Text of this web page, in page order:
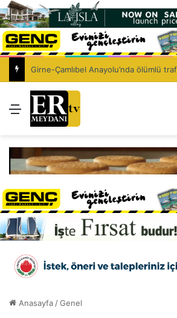
Menü
Anasayfa /Genel